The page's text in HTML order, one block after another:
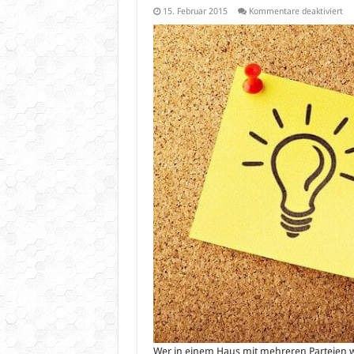
15. Februar 2015 Kommentare deaktiviertfür
Wer in einem Haus mit mehreren Parteien